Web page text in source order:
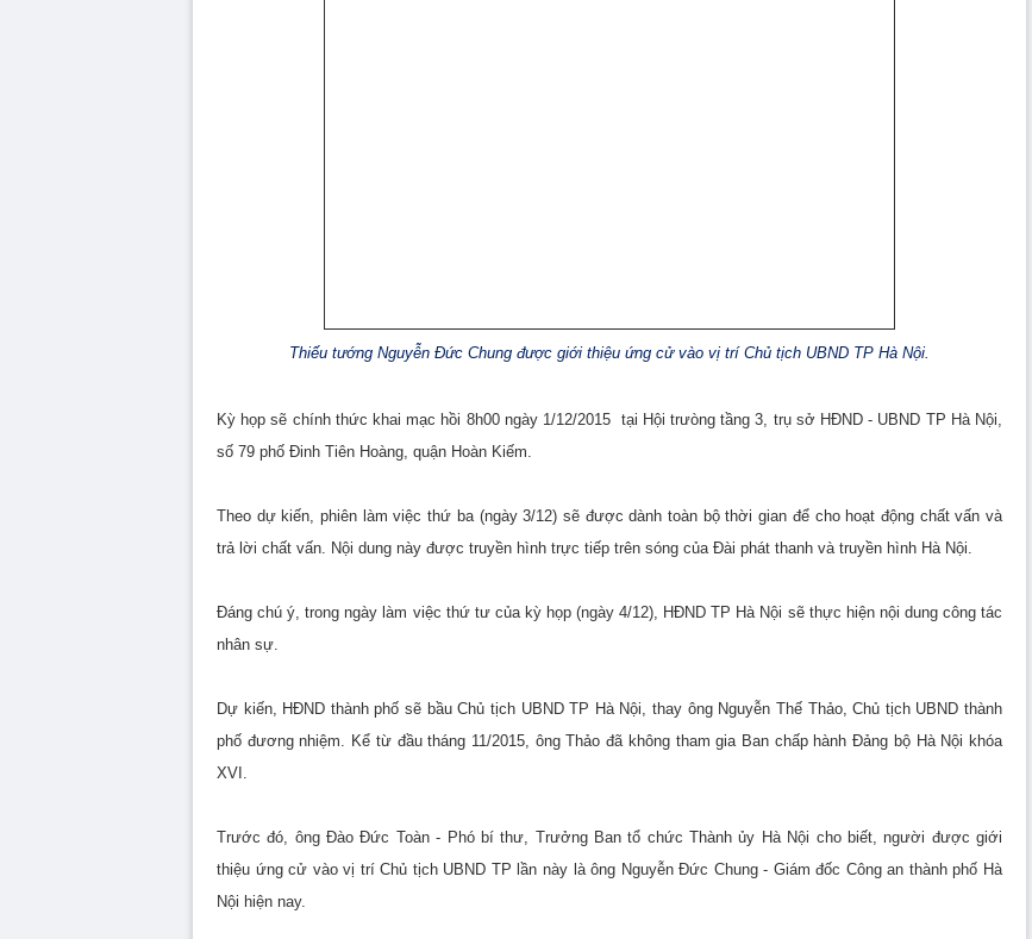
Thiếu tướng Nguyễn Đức Chung được giới thiệu ứng cử vào vị trí Chủ tịch UBND TP Hà Nội.
Kỳ họp sẽ chính thức khai mạc hồi 8h00 ngày 1/12/2015 tại Hội trưòng tầng 3, trụ sở HĐND - UBND TP Hà Nội,
số 79 phố Đinh Tiên Hoàng, quận Hoàn Kiếm.
Theo dự kiến, phiên làm việc thứ ba (ngày 3/12) sẽ được dành toàn bộ thời gian để cho hoạt động chất vấn và
trả lời chất vấn. Nội dung này được truyền hình trực tiếp trên sóng của Đài phát thanh và truyền hình Hà Nội.
Đáng chú ý, trong ngày làm việc thứ tư của kỳ họp (ngày 4/12), HĐND TP Hà Nội sẽ thực hiện nội dung công tác
nhân sự.
Dự kiến, HĐND thành phố sẽ bầu Chủ tịch UBND TP Hà Nội, thay ông Nguyễn Thế Thảo, Chủ tịch UBND thành
phố đương nhiệm. Kể từ đầu tháng 11/2015, ông Thảo đã không tham gia Ban chấp hành Đảng bộ Hà Nội khóa
XVI.
Trước đó, ông Đào Đức Toàn - Phó bí thư, Trưởng Ban tổ chức Thành ủy Hà Nội cho biết, người được giới
thiệu ứng cử vào vị trí Chủ tịch UBND TP lần này là ông Nguyễn Đức Chung - Giám đốc Công an thành phố Hà
Nội hiện nay.